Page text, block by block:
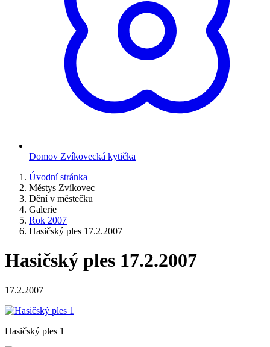
Domov Zvíkovecká kytička
Úvodní stránka
Městys Zvíkovec
Dění v městečku
Galerie
Rok 2007
Hasičský ples 17.2.2007
Hasičský ples 17.2.2007
17.2.2007
Hasičský ples 1